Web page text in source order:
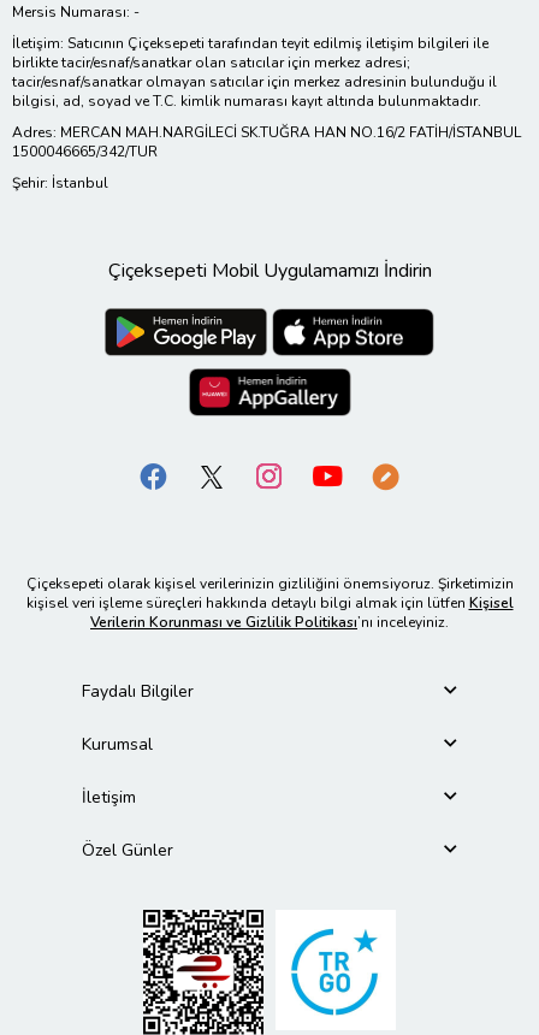
Mersis Numarası: -
İletişim: Satıcının Çiçeksepeti tarafından teyit edilmiş iletişim bilgileri ile
birlikte tacir/esnaf/sanatkar olan satıcılar için merkez adresi;
tacir/esnaf/sanatkar olmayan satıcılar için merkez adresinin bulunduğu il
bilgisi, ad, soyad ve T.C. kimlik numarası kayıt altında bulunmaktadır.
Adres: MERCAN MAH.NARGİLECİ SK.TUĞRA HAN NO.16/2 FATİH/İSTANBUL
1500046665/342/TUR
Şehir: İstanbul
Çiçeksepeti Mobil Uygulamamızı İndirin
Çiçeksepeti olarak kişisel verilerinizin gizliliğini önemsiyoruz. Şirketimizin
kişisel veri işleme süreçleri hakkında detaylı bilgi almak için lütfen Kişisel
Verilerin Korunması ve Gizlilik Politikası’nı inceleyiniz.
Faydalı Bilgiler
Kurumsal
İletişim
Özel Günler